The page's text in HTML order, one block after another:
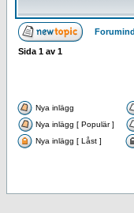
Sida 1 av 1
Nya inlägg
Nya inlägg [ Populär ]
Nya inlägg [ Låst ]